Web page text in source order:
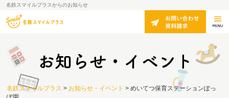
名鉄スマイルプラスからのお知らせ
名鉄スマイルプラス > お知らせ・イベント > めいてつ保育ステーションぽっ